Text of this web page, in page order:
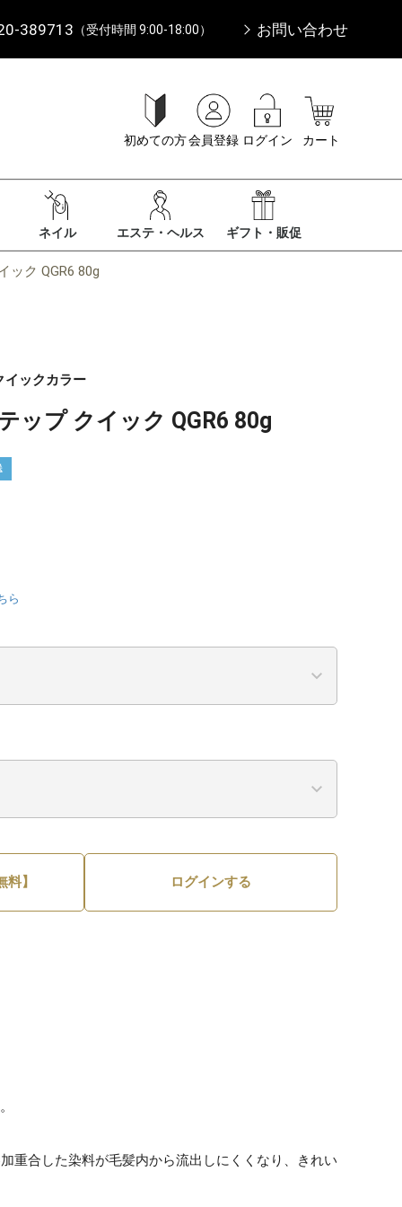
389713 （受付時間 9:00-18:00） お問い合わせ
初めての方会員登録 ログイン カート
ネイル エステ・ヘルス ギフト・販促
ック QGR6 80g
イックカラー
ップ クイック QGR6 80g
ら
】 ログインする
重合した染料が毛髪内から流出しにくくなり、きれい